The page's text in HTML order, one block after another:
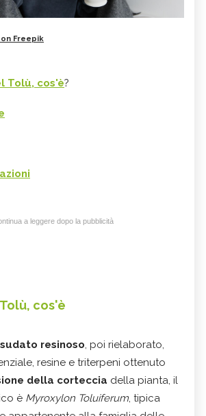
Freepik
Tolù, cos'è?
a leggere dopo la pubblicità
cos'è
resinoso, poi rielaborato,
resine e triterpeni ottenuto
della corteccia della pianta, il
è Myroxylon Toluiferum, tipica